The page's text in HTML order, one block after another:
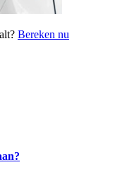
Bereken nu